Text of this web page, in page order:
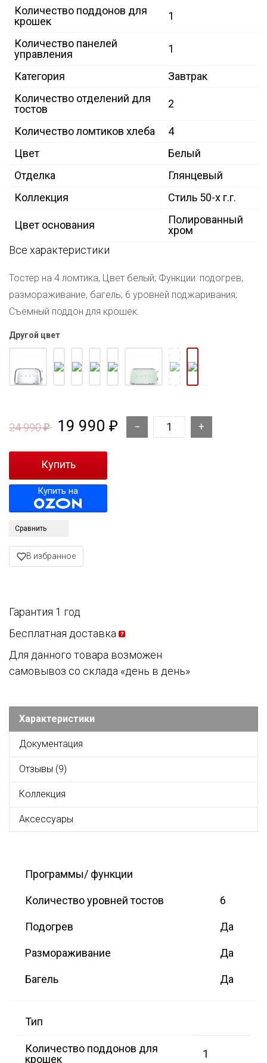
Количество поддонов для
крошек
1
Количество панелей
управления
1
Категория
Завтрак
Количество отделений для
тостов
2
Количество ломтиков хлеба
4
Цвет
Белый
Отделка
Глянцевый
Коллекция
Стиль 50-х г.г.
Цвет основания
Полированный
хром
Все характеристики
Тостер на 4 ломтика, Цвет белый; Функции: подогрев,
размораживание, багель; 6 уровней поджаривания;
Съемный поддон для крошек.
Другой цвет
24 990₽ 19 990 ₽
Купить на
Сравнить
В избранное
Гарантия 1 год
Бесплатная доставка
Для данного товара возможен
самовывоз со склада «день в день»
Характеристики
Документация
Отзывы (9)
Коллекция
Аксессуары
Программы/ функции
Количество уровней тостов 6
Подогрев Да
Размораживание Да
Багель Да
Тип
Количество поддонов для
крошек
1